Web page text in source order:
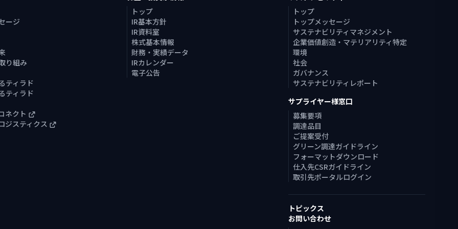
ージ
り組み
ティラド
ティラド
ネクト
ジスティクス
トップ
IR基本方針
IR資料室
株式基本情報
財務・実績データ
IRカレンダー
電子公告
トップ
トップメッセージ
サステナビリティマネジメント
企業価値創造・マテリアリティ特定
環境
社会
ガバナンス
サステナビリティレポート
サプライヤー様窓口
募集要項
調達品目
ご提案受付
グリーン調達ガイドライン
フォーマットダウンロード
仕入先CSRガイドライン
取引先ポータルログイン
トピックス
お問い合わせ